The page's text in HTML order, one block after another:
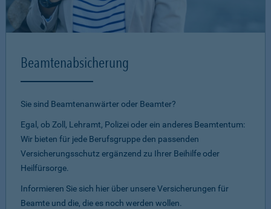
Beamtenabsicherung
Sie sind Beamtenanwärter oder Beamter?
Egal, ob Zoll, Lehramt, Polizei oder ein anderes Beamtentum:
Wir bieten für jede Berufsgruppe den passenden
Versicherungsschutz ergänzend zu Ihrer Beihilfe oder
Heilfürsorge.
Informieren Sie sich hier über unsere Versicherungen für
Beamte und die, die es noch werden wollen.